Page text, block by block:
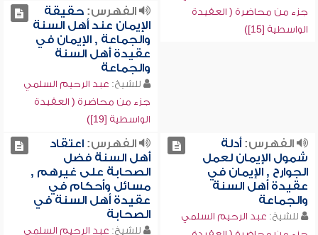
جزء من محاضرة ( العقيدة
الواسطية [15])
الفهرس:حقيقة
الإيمان عند أهل السنة
والجماعة , الإيمان في
عقيدة أهل السنة
والجماعة
للشيخ: عبد الرحيم السلمي
جزء من محاضرة ( العقيدة
الواسطية [19])
الفهرس:أدلة
شمول الإيمان لعمل
الجوارح , الإيمان في
عقيدة أهل السنة
والجماعة
للشيخ: عبد الرحيم السلمي
الفهرس:اعتقاد
أهل السنة فضل
الصحابة على غيرهم ,
مسائل وأحكام في
عقيدة أهل السنة في
الصحابة
للشيخ: عبد الرحيم السلمي